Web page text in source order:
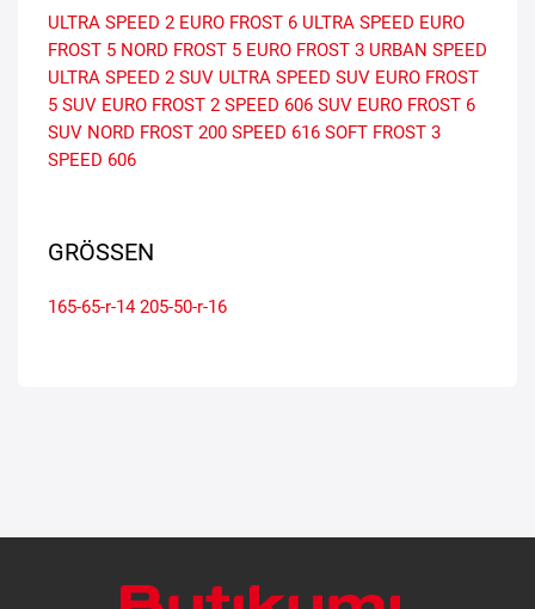
ULTRA SPEED 2 EURO FROST 6 ULTRA SPEED EURO
FROST 5 NORD FROST 5 EURO FROST 3 URBAN SPEED
ULTRA SPEED 2 SUV ULTRA SPEED SUV EURO FROST
5 SUV EURO FROST 2 SPEED 606 SUV EURO FROST 6
SUV NORD FROST 200 SPEED 616 SOFT FROST 3
SPEED 606
GRÖSSEN
165-65-r-14 205-50-r-16